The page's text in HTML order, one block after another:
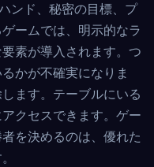
ンド、秘密の目標、プ
ームでは、明示的なラ
素が導入されます。つ
かが不確実になりま
ます。テーブルにいる
クセスできます。ゲー
を決めるのは、優れた